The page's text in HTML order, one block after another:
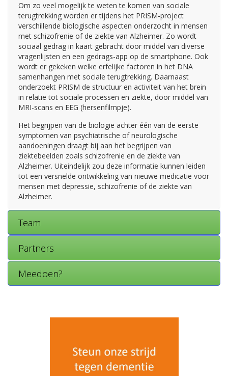
Om zo veel mogelijk te weten te komen van sociale
terugtrekking worden er tijdens het PRISM-project
verschillende biologische aspecten onderzocht in mensen
met schizofrenie of de ziekte van Alzheimer. Zo wordt
sociaal gedrag in kaart gebracht door middel van diverse
vragenlijsten en een gedrags-app op de smartphone. Ook
wordt er gekeken welke erfelijke factoren in het DNA
samenhangen met sociale terugtrekking. Daarnaast
onderzoekt PRISM de structuur en activiteit van het brein
in relatie tot sociale processen en ziekte, door middel van
MRI-scans en EEG (hersenfilmpje).
Het begrijpen van de biologie achter één van de eerste
symptomen van psychiatrische of neurologische
aandoeningen draagt bij aan het begrijpen van
ziektebeelden zoals schizofrenie en de ziekte van
Alzheimer. Uiteindelijk zou deze informatie kunnen leiden
tot een versnelde ontwikkeling van nieuwe medicatie voor
mensen met depressie, schizofrenie of de ziekte van
Alzheimer.
Team
Partners
Meedoen?